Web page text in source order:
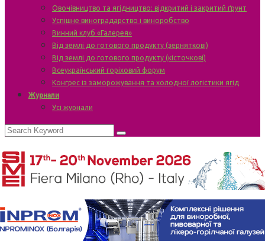
Овочівництво та ягідництво: відкритий і закритий ґрунт
Успішне виноградарство і виноробство
Винний клуб «Галерея»
Від землі до готового продукту (зерняткові)
Від землі до готового продукту (кісточкові)
Всеукраїнський горіховий форум
Конгрес із заморожування та холодної логістики ягід
Журнали
Усі журнали